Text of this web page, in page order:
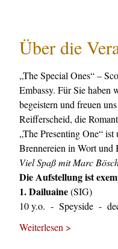
Über die
„The Special Ones“ –
Embassy. Für Sie haben
begeistern und freuen
Reifferscheid, die
„The Presenting One“
Brennereien in Wort und
Viel Spaß mit Marc
Die Aufstellung ist
1. Dailuaine (SIG)
10 y.o.  -  Speyside  -
Weiterlesen >